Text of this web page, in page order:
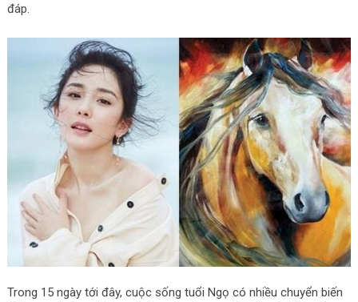
đáp.
Trong 15 ngày tới đây, cuộc sống tuổi Ngọ có nhiều chuyển biến